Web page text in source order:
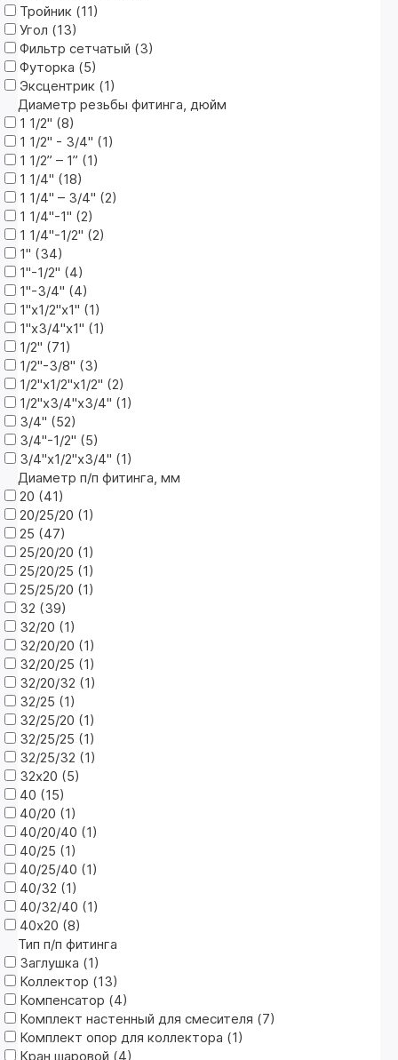
Тройник (11)
Угол (13)
Фильтр сетчатый (3)
Футорка (5)
Эксцентрик (1)
Диаметр резьбы фитинга, дюйм
1 1/2" (8)
1 1/2" - 3/4" (1)
1 1/2” – 1” (1)
1 1/4" (18)
1 1/4" – 3/4" (2)
1 1/4"-1" (2)
1 1/4"-1/2" (2)
1" (34)
1"-1/2" (4)
1"-3/4" (4)
1"х1/2"х1" (1)
1"х3/4"х1" (1)
1/2" (71)
1/2"-3/8" (3)
1/2"х1/2"х1/2" (2)
1/2"х3/4"х3/4" (1)
3/4" (52)
3/4"-1/2" (5)
3/4"х1/2"х3/4" (1)
Диаметр п/п фитинга, мм
20 (41)
20/25/20 (1)
25 (47)
25/20/20 (1)
25/20/25 (1)
25/25/20 (1)
32 (39)
32/20 (1)
32/20/20 (1)
32/20/25 (1)
32/20/32 (1)
32/25 (1)
32/25/20 (1)
32/25/25 (1)
32/25/32 (1)
32х20 (5)
40 (15)
40/20 (1)
40/20/40 (1)
40/25 (1)
40/25/40 (1)
40/32 (1)
40/32/40 (1)
40х20 (8)
Тип п/п фитинга
Заглушка (1)
Коллектор (13)
Компенсатор (4)
Комплект настенный для смесителя (7)
Комплект опор для коллектора (1)
Кран шаровой (4)